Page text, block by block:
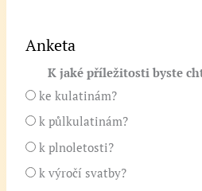
Anketa
K jaké příležitosti byste
ke kulatinám?
k půlkulatinám?
k plnoletosti?
k výročí svatby?